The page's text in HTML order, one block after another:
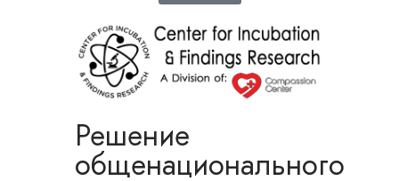
Решение
общенационального